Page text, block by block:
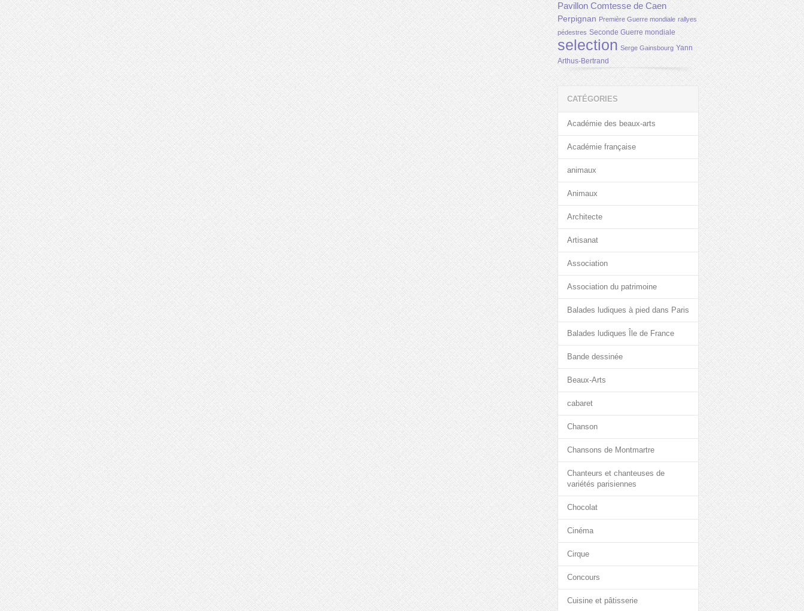
Pavillon Comtesse de Caen
Perpignan Première Guerre mondiale rallyes
pédestres Seconde Guerre mondiale
selection Serge Gainsbourg Yann
Arthus-Bertrand
CATÉGORIES
Académie des beaux-arts
Académie française
animaux
Animaux
Architecte
Artisanat
Association
Association du patrimoine
Balades ludiques à pied dans Paris
Balades ludiques Île de France
Bande dessinée
Beaux-Arts
cabaret
Chanson
Chansons de Montmartre
Chanteurs et chanteuses de
variétés parisiennes
Chocolat
Cinéma
Cirque
Concours
Cuisine et pâtisserie